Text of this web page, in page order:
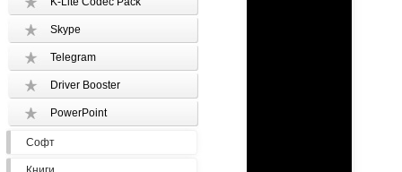
Skype
Telegram
Driver Booster
PowerPoint
Софт